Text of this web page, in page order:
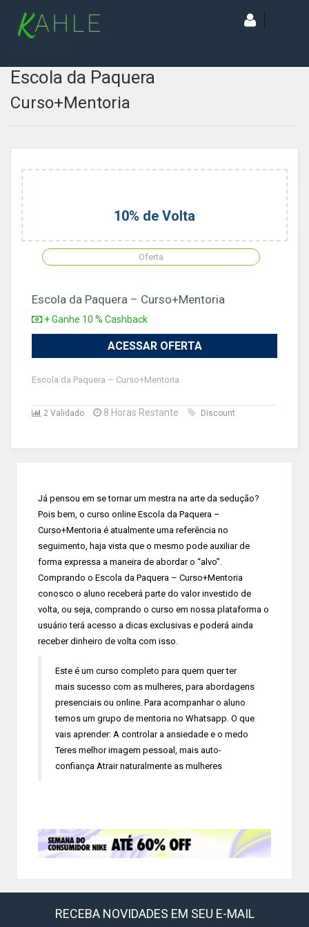
Escola da Paquera
Curso+Mentoria
10% de Volta
Oferta
Escola da Paquera – Curso+Mentoria
+ Ganhe 10 % Cashback
ACESSAR OFERTA
Escola da Paquera – Curso+Mentoria
2 Validado 8 Horas Restante Discount
Já pensou em se tornar um mestra na arte da sedução?
Pois bem, o curso online Escola da Paquera –
Curso+Mentoria é atualmente uma referência no
seguimento, haja vista que o mesmo pode auxiliar de
forma expressa a maneira de abordar o “alvo”.
Comprando o Escola da Paquera – Curso+Mentoria
conosco o aluno receberá parte do valor investido de
volta, ou seja, comprando o curso em nossa plataforma o
usuário terá acesso a dicas exclusivas e poderá ainda
receber dinheiro de volta com isso.
Este é um curso completo para quem quer ter
mais sucesso com as mulheres, para abordagens
presenciais ou online. Para acompanhar o aluno
temos um grupo de mentoria no Whatsapp. O que
vais aprender: A controlar a ansiedade e o medo
Teres melhor imagem pessoal, mais auto-
confiança Atrair naturalmente as mulheres
RECEBA NOVIDADES EM SEU E-MAIL